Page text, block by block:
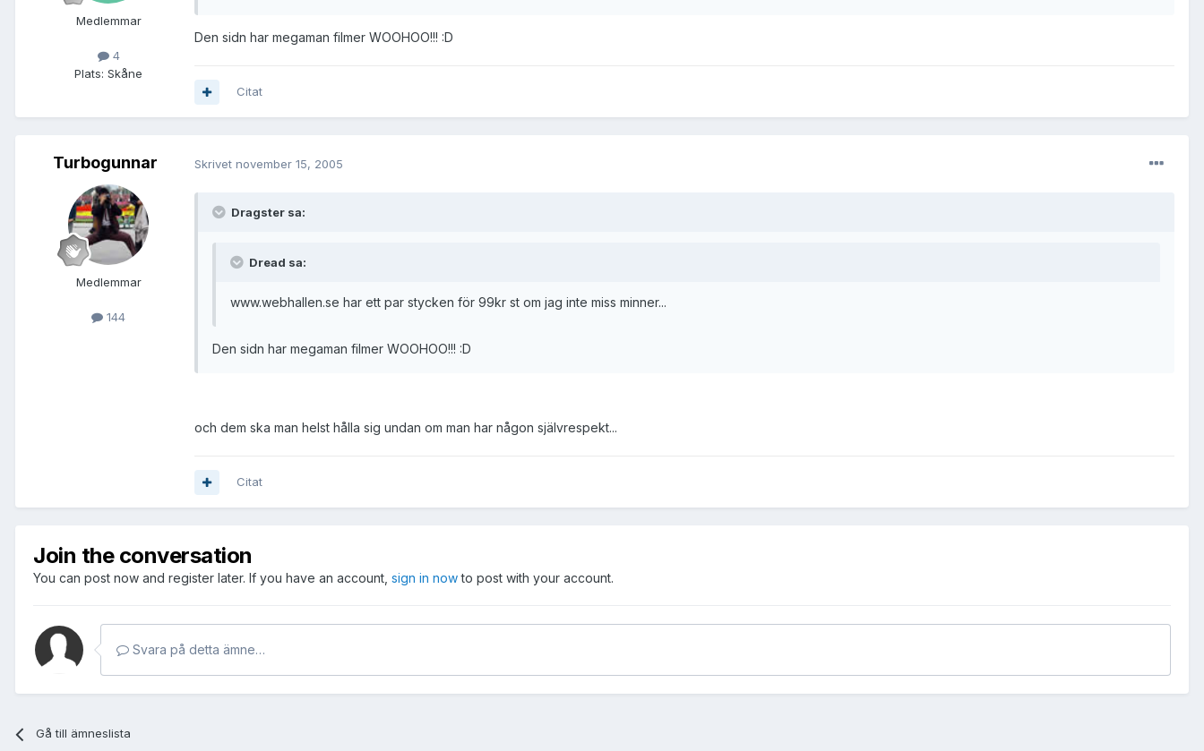
Medlemmar
4
Plats: Skåne
Den sidn har megaman filmer WOOHOO!!! :D
Citat
Turbogunnar
Medlemmar
144
Skrivet november 15, 2005
Dragster sa:
Dread sa:
www.webhallen.se har ett par stycken för 99kr st om jag inte miss minner...
Den sidn har megaman filmer WOOHOO!!! :D
och dem ska man helst hålla sig undan om man har någon självrespekt...
Citat
Join the conversation
You can post now and register later. If you have an account, sign in nowto post with your account.
Svara på detta ämne…
Gå till ämneslista